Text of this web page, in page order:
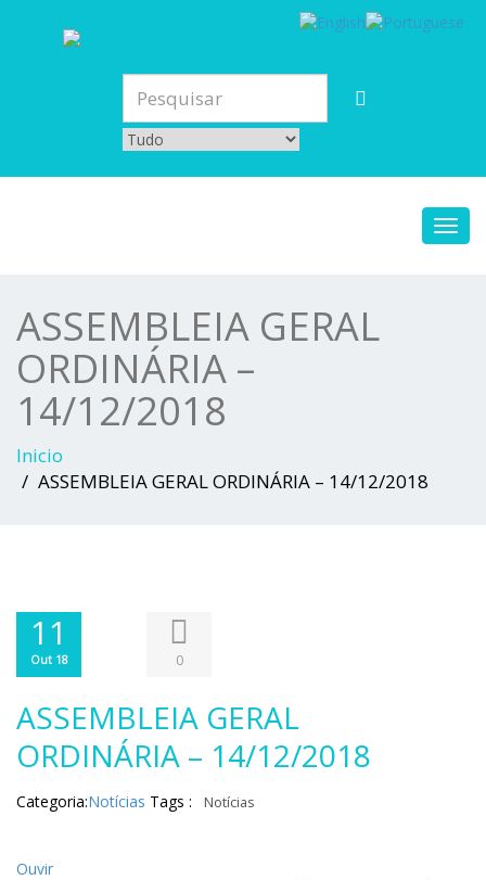
ASSEMBLEIA GERAL
ORDINÁRIA –
14/12/2018
Inicio
ASSEMBLEIA GERAL ORDINÁRIA – 14/12/2018
11
Out 18 0
ASSEMBLEIA GERAL
ORDINÁRIA – 14/12/2018
Categoria:Notícias Tags : Notícias
Ouvir